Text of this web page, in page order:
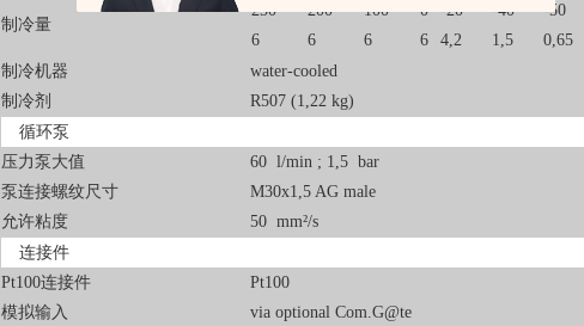
制冷量
250 200 100 0 -20 -40 -50
6
6 6 6 4,2 1,5 0,65
制冷机器
water-cooled
制冷剂
R507 (1,22 kg)
循环泵
压力泵大值
60 l/min ; 1,5 bar
泵连接螺纹尺寸
M30x1,5 AG male
允许粘度
50 mm²/s
连接件
Pt100连接件
Pt100
模拟输入
via optional Com.G@te